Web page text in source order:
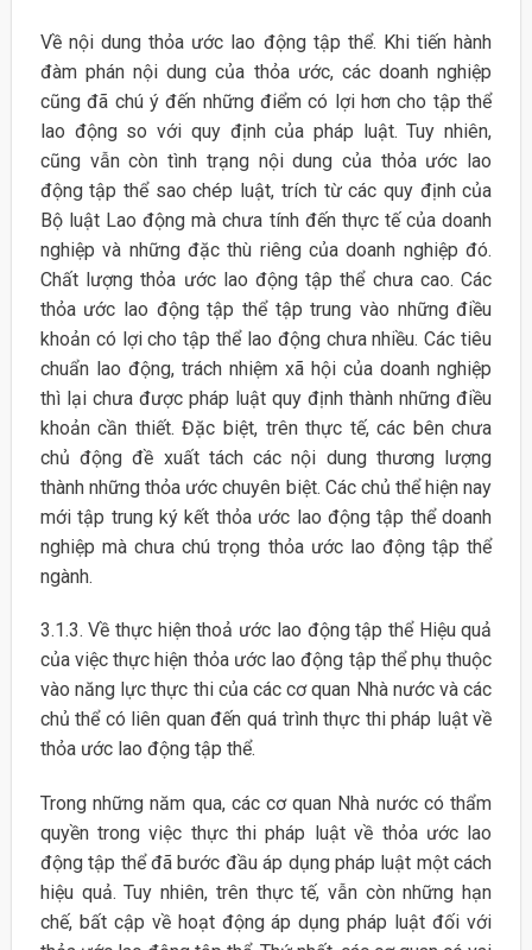
Về nội dung thỏa ước lao động tập thể. Khi tiến hành
đàm phán nội dung của thỏa ước, các doanh nghiệp
cũng đã chú ý đến những điểm có lợi hơn cho tập thể
lao động so với quy định của pháp luật. Tuy nhiên,
cũng vẫn còn tình trạng nội dung của thỏa ước lao
động tập thể sao chép luật, trích từ các quy định của
Bộ luật Lao động mà chưa tính đến thực tế của doanh
nghiệp và những đặc thù riêng của doanh nghiệp đó.
Chất lượng thỏa ước lao động tập thể chưa cao. Các
thỏa ước lao động tập thể tập trung vào những điều
khoản có lợi cho tập thể lao động chưa nhiều. Các tiêu
chuẩn lao động, trách nhiệm xã hội của doanh nghiệp
thì lại chưa được pháp luật quy định thành những điều
khoản cần thiết. Đặc biệt, trên thực tế, các bên chưa
chủ động đề xuất tách các nội dung thương lượng
thành những thỏa ước chuyên biệt. Các chủ thể hiện nay
mới tập trung ký kết thỏa ước lao động tập thể doanh
nghiệp mà chưa chú trọng thỏa ước lao động tập thể
ngành.
3.1.3. Về thực hiện thoả ước lao động tập thể Hiệu quả
của việc thực hiện thỏa ước lao động tập thể phụ thuộc
vào năng lực thực thi của các cơ quan Nhà nước và các
chủ thể có liên quan đến quá trình thực thi pháp luật về
thỏa ước lao động tập thể.
Trong những năm qua, các cơ quan Nhà nước có thẩm
quyền trong việc thực thi pháp luật về thỏa ước lao
động tập thể đã bước đầu áp dụng pháp luật một cách
hiệu quả. Tuy nhiên, trên thực tế, vẫn còn những hạn
chế, bất cập về hoạt động áp dụng pháp luật đối với